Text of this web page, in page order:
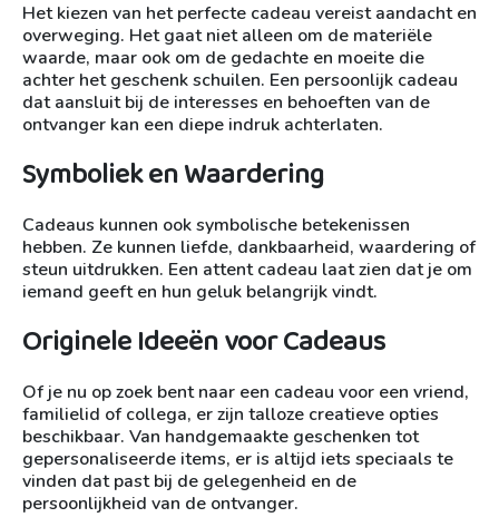
Het kiezen van het perfecte cadeau vereist aandacht en
overweging. Het gaat niet alleen om de materiële
waarde, maar ook om de gedachte en moeite die
achter het geschenk schuilen. Een persoonlijk cadeau
dat aansluit bij de interesses en behoeften van de
ontvanger kan een diepe indruk achterlaten.
Symboliek en Waardering
Cadeaus kunnen ook symbolische betekenissen
hebben. Ze kunnen liefde, dankbaarheid, waardering of
steun uitdrukken. Een attent cadeau laat zien dat je om
iemand geeft en hun geluk belangrijk vindt.
Originele Ideeën voor Cadeaus
Of je nu op zoek bent naar een cadeau voor een vriend,
familielid of collega, er zijn talloze creatieve opties
beschikbaar. Van handgemaakte geschenken tot
gepersonaliseerde items, er is altijd iets speciaals te
vinden dat past bij de gelegenheid en de
persoonlijkheid van de ontvanger.